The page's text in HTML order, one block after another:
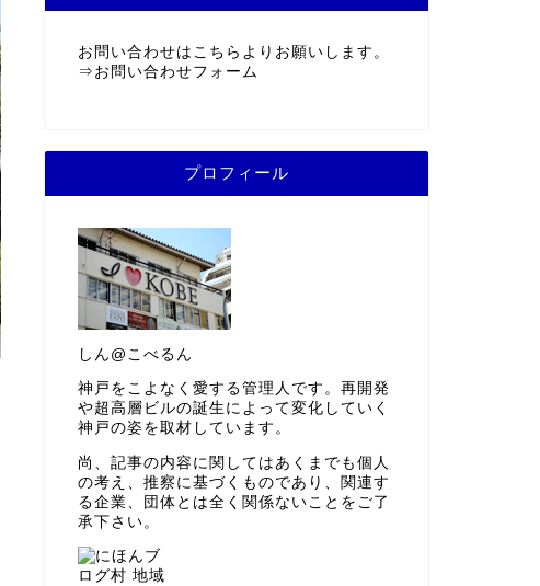
お問い合わせはこちらよりお願いします。
⇒ お問い合わせフォーム
プロフィール
しん@こべるん
神戸をこよなく愛する管理人です。再開発
や超高層ビルの誕生によって変化していく
神戸の姿を取材しています。
尚、記事の内容に関してはあくまでも個人
の考え、推察に基づくものであり、関連す
る企業、団体とは全く関係ないことをご了
承下さい。